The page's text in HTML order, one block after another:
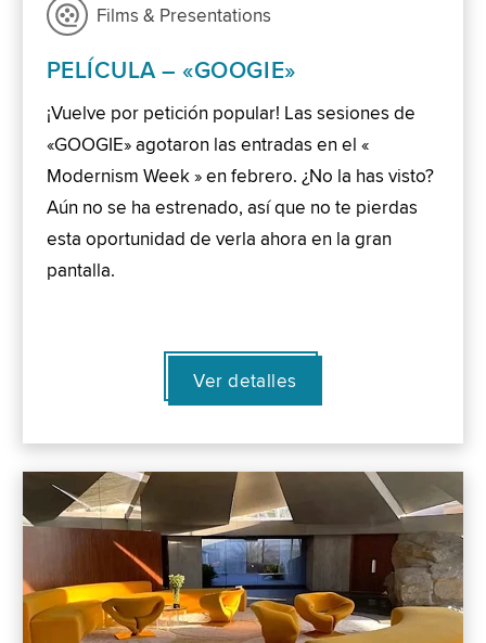
Films & Presentations
PELÍCULA – «GOOGIE»
¡Vuelve por petición popular! Las sesiones de
«GOOGIE» agotaron las entradas en el «
Modernism Week » en febrero. ¿No la has visto?
Aún no se ha estrenado, así que no te pierdas
esta oportunidad de verla ahora en la gran
pantalla.
Ver detalles